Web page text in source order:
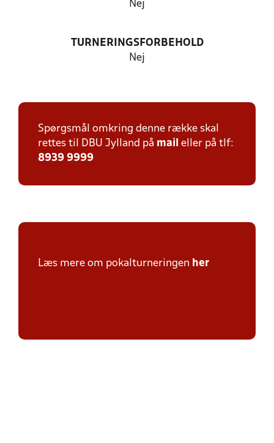
Nej
TURNERINGSFORBEHOLD
Nej
Spørgsmål omkring denne række skal
rettes til DBU Jylland på mail eller på tlf:
8939 9999
Læs mere om pokalturneringen her